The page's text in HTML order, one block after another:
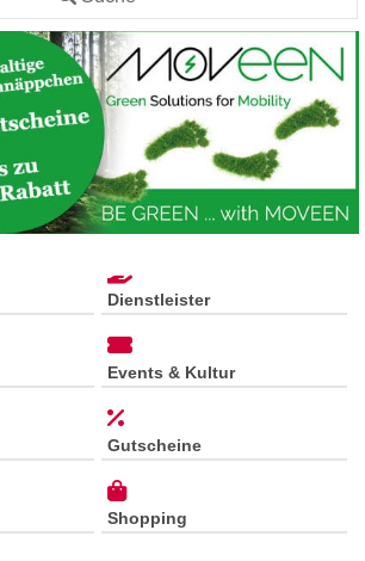
Dienstleister
Events & Kultur
Gutscheine
Shopping